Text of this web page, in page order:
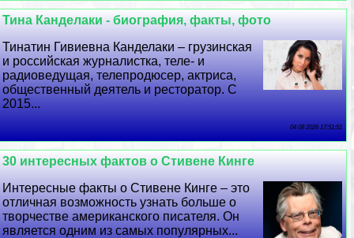
Тина Канделаки - биография, факты, фото
Тинатин Гивиевна Канделаки – грузинская
и российская журналистка, теле- и
радиоведущая, телепродюсер, актриса,
общественный деятель и ресторатор. С
2015...
04 08 2026 17:51:51
30 интересных фактов о Стивене Кинге
Интересные факты о Стивене Кинге – это
отличная возможность узнать больше о
творчестве американского писателя. Он
является одним из самых популярных...